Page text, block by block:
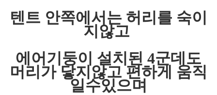
텐트 안쪽에서는 허리를 숙이
지않고
에어기둥이 설치된 4군데도
머리가 닿지않고 편하게 움직
일수있으며